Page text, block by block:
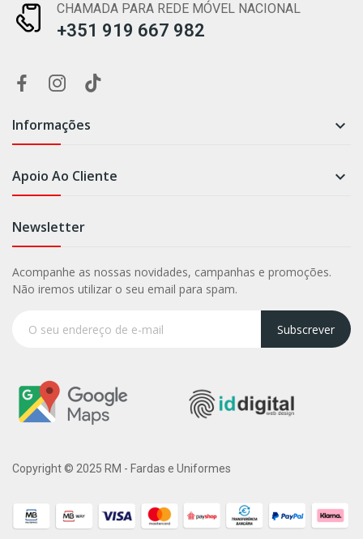
CHAMADA PARA REDE MÓVEL NACIONAL
+351 919 667 982
Informações 
Apoio Ao Cliente 
Newsletter
Acompanhe as nossas novidades, campanhas e promoções.
Não iremos utilizar o seu email para spam.
Subscrever
Copyright © 2025 RM - Fardas e Uniformes